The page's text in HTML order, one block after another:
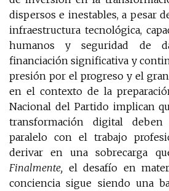
dispersos e inestables, a pesar
infraestructura tecnológica,
humanos y seguridad de
financiación significativa y
presión por el progreso y el
en el contexto de la
Nacional del Partido implican
transformación digital deben
paralelo con el trabajo
derivar en una sobrecarga
Finalmente, el desafío en
conciencia sigue siendo una